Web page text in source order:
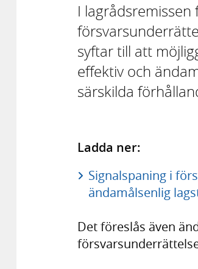
I lagrådsremissen
syftar till att
effektiv och
särskilda
Ladda ner:
Signalspaning i
ändamålsenlig
Det föreslås även